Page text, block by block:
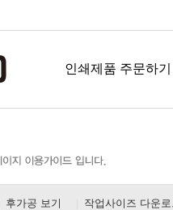
인쇄제품 주문하기
작업사이즈 다운
후가공 보기